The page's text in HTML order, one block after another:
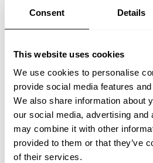
Consent Details
This website uses cookies
We use cookies to personalise
provide social media features
We also share information about
our social media, advertising and
may combine it with other
provided to them or that they’ve
of their services.
para encher pneus de
colchões insufláveis.
qualquer aventura!
4. Lavadora de Alta Pressão